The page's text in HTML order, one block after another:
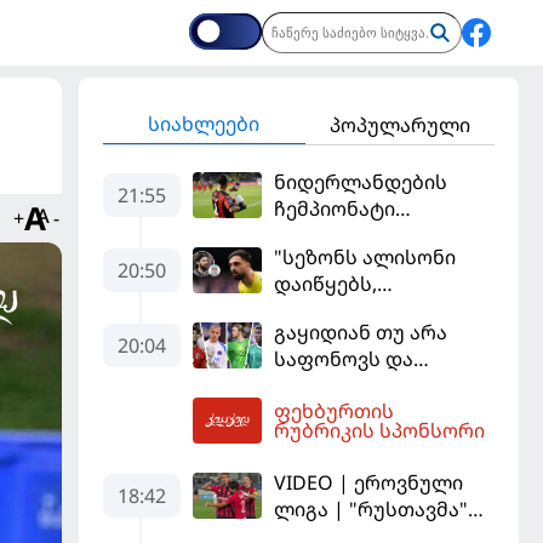
+ -
სიახლეები პოპულარული
21:55
ნიდერლანდების
ჩემპიონატი
გაიხსნა - ის მატჩის
MVP გახდა
20:50
"სეზონს ალისონი
დაიწყებს,
შანსის
გამოსაყენებლად
სჭირდება,
რომელსაც 100%-ით
მიიღებს" - განაცხადა
"ლივერპულის"
ყოფილმა მეკარემ
20:04
გაყიდიან თუ არა
საფონოვს და
იქნება პსჟ-ს
ძირითადი მეკარე?
ფეხბურთის
რუბრიკის სპონსორი
18:42
VIDEO | ეროვნული
ლიგა | "რუსთავმა"